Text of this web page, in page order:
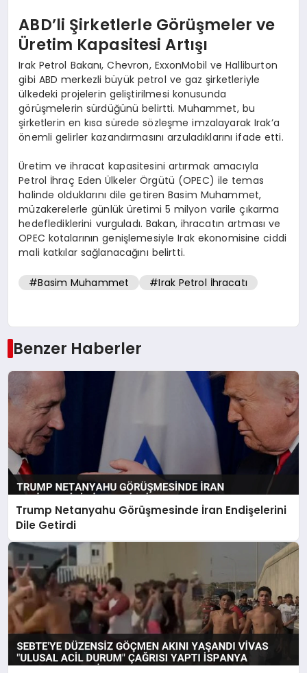
ABD’li Şirketlerle Görüşmeler ve
Üretim Kapasitesi Artışı
Irak Petrol Bakanı, Chevron, ExxonMobil ve Halliburton
gibi ABD merkezli büyük petrol ve gaz şirketleriyle
ülkedeki projelerin geliştirilmesi konusunda
görüşmelerin sürdüğünü belirtti. Muhammet, bu
şirketlerin en kısa sürede sözleşme imzalayarak Irak’a
önemli gelirler kazandırmasını arzuladıklarını ifade etti.
Üretim ve ihracat kapasitesini artırmak amacıyla
Petrol İhraç Eden Ülkeler Örgütü (OPEC) ile temas
halinde olduklarını dile getiren Basim Muhammet,
müzakerelerle günlük üretimi 5 milyon varile çıkarma
hedeflediklerini vurguladı. Bakan, ihracatın artması ve
OPEC kotalarının genişlemesiyle Irak ekonomisine ciddi
mali katkılar sağlanacağını belirtti.
#Basim Muhammet #Irak Petrol İhracatı
Benzer Haberler
Trump Netanyahu Görüşmesinde İran Endişelerini
Dile Getirdi